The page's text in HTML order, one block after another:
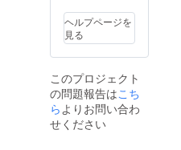
ヘルプページを
見る
このプロジェクト
の問題報告はこち
ら よりお問い合わ
せください